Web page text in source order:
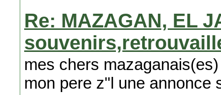
Re: MAZAGAN, EL
mes chers
mon pere z"l une annonce